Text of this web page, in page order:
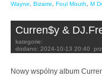
Wayne
Bizarre Foul Mouth M
Curren$y &
kategorie:
dodano: 2024-10-13 20:40
Nowy wspólny album